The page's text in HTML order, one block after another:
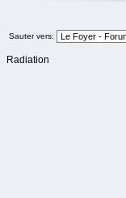
Sauter vers:
Radiation